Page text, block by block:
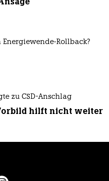
Energiewende-Rollback?
zu CSD-Anschlag
hilft nicht weiter